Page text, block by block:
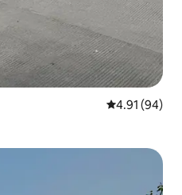
Calificación
4.91 (94)